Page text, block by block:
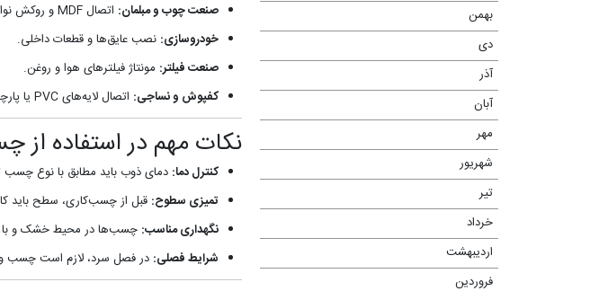
بهمن
دی
آذر
آبان
مهر
شهریور
تیر
خرداد
اردیبهشت
فروردین
صنعت چوب و مبلمان: اتصال MDF و روکش نوار لبه.
خودروسازی: نصب عایق‌ها و قطعات داخلی.
صنعت فیلتر: مونتاژ فیلترهای هوا و روغن.
کفپوش و نساجی: اتصال لایه‌های PVC یا پارچه‌ای.
نکات مهم در استفاده
کنترل دما: دمای ذوب باید مطابق با نوع
تمیزی سطوح: قبل از چسب‌کاری، سطح باید
نگهداری مناسب: چسب‌ها در محیط خشک و با دمای بین ۱۵ تا ۲۵ درجه
شرایط فصلی: در فصل سرد، لازم است چسب